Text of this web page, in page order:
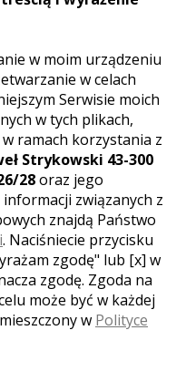
SASINO
WYNIKÓW:
w moim urządzeniu
w celach
Serwisie moich
w tych plikach,
ramach korzystania z
Strykowski 43-300
28oraz jego
informacji związanych z
znajdą Państwo
. Naciśniecie przycisku
zgodę" lub [x] w
zgodę. Zgoda na
może być w każdej
w Polityce